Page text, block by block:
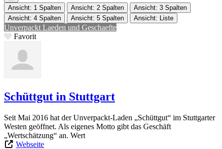
Ansicht: 1 Spalten Ansicht: 2 Spalten
Ansicht: 3 Spalten
Ansicht: 4 Spalten
Ansicht: 5 Spalten Ansicht: Liste
Unverpackt Laeden und Geschaefte
Favorit
Schüttgut in Stuttgart
Seit Mai 2016 hat der Unverpackt-Laden „Schüttgut“ im Stuttgarter
Westen geöffnet. Als eigenes Motto gibt das Geschäft
„Wertschätzung“ an. Wert
Webseite